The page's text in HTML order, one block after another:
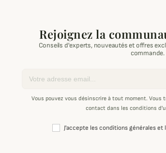
Rejoignez la
Conseils d'experts, nouveautés et offres
commande.
Vous pouvez vous désinscrire à tout moment. Vous
contact dans les conditions
J'accepte les conditions générales